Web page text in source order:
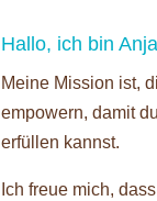
Hallo, ich bin
Meine Mission ist,
empowern, damit
erfüllen kannst.
Ich freue mich,